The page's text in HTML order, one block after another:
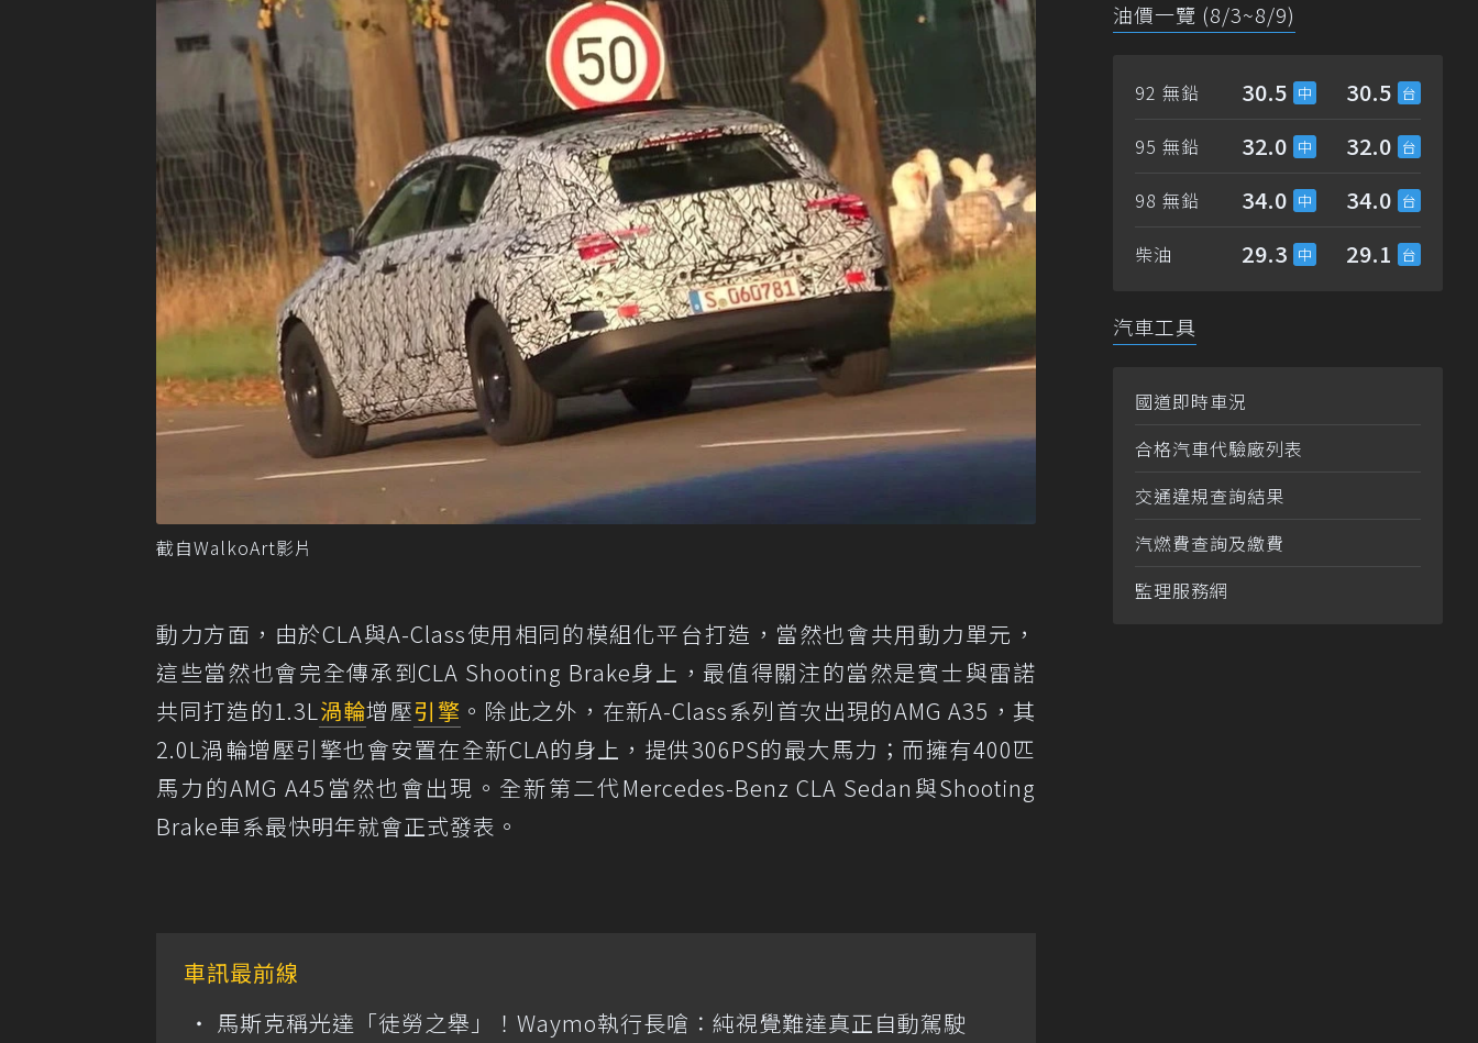
截自WalkoArt影片
動力方面，由於CLA與A-Class使用相同的模組化平台打造，當然也會共用動力單元，
這些當然也會完全傳承到CLA Shooting Brake身上，最值得關注的當然是賓士與雷諾
共同打造的1.3L渦輪增壓引擎 。除此之外，在新A-Class系列首次出現的AMG A35，其
2.0L渦輪增壓引擎也會安置在全新CLA的身上，提供306PS的最大馬力；而擁有400匹
馬力的AMG A45當然也會出現。全新第二代Mercedes-Benz CLA Sedan與Shooting
Brake車系最快明年就會正式發表。
車訊最前線
馬斯克稱光達「徒勞之舉」！Waymo執行長嗆：純視覺難達真正自動駕駛
油價一覽 (8/3~8/9)
92 無鉛 30.5 30.5
95 無鉛 32.0 32.0
98 無鉛 34.0 34.0
柴油 29.3 29.1
汽車工具
國道即時車況
合格汽車代驗廠列表
交通違規查詢結果
汽燃費查詢及繳費
監理服務網